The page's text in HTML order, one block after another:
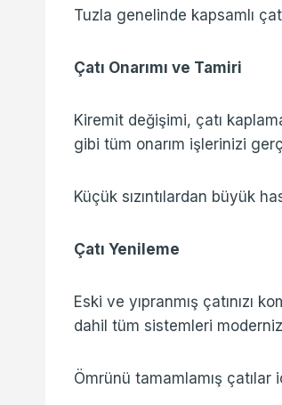
Tuzla genelinde kapsamlı
Çatı Onarımı ve Tamiri
Kiremit değişimi, çatı
gibi tüm onarım işlerinizi
Küçük sızıntılardan büyük
Çatı Yenileme
Eski ve yıpranmış çatınızı
dahil tüm sistemleri
Ömrünü tamamlamış çatılar